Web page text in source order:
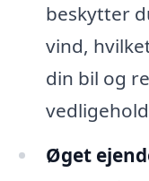
beskytter
vind,
din bil og
Øget